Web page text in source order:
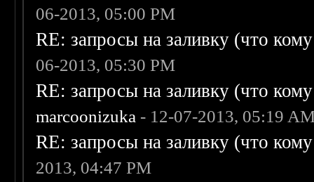
06-2013, 05:00 PM
RE: запросы на заливку (что
06-2013, 05:30 PM
RE: запросы на заливку (что
marcoonizuka - 12-07-2013, 05:19
RE: запросы на заливку (что
2013, 04:47 PM